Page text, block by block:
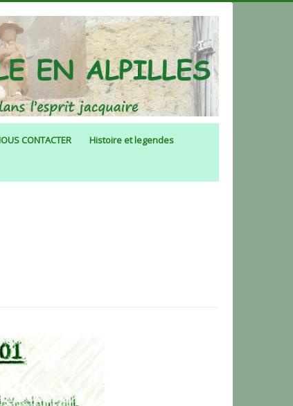
CONTACTER Histoire et legendes